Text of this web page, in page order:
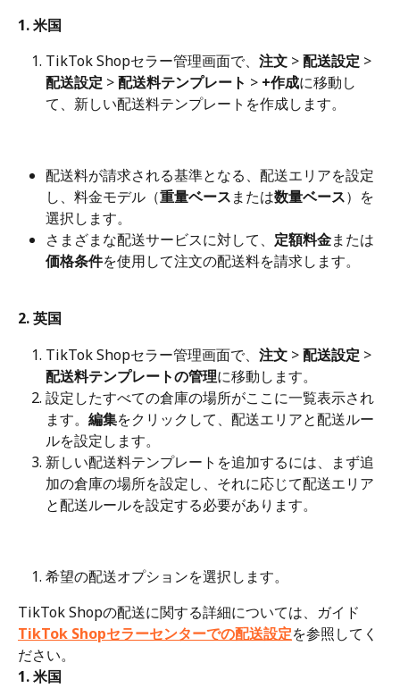
1. 米国
TikTok Shopセラー管理画面で、 注文 > 配送設定 >
配送設定 > 配送料テンプレート > +作成に移動し
て、新しい配送料テンプレートを作成します。
配送料が請求される基準となる、配送エリアを設定
し、料金モデル（重量ベースまたは数量ベース）を
選択します。
さまざまな配送サービスに対して、 定額料金または
価格条件を使用して注文の配送料を請求します。
2. 英国
TikTok Shopセラー管理画面で、 注文 > 配送設定 >
配送料テンプレートの管理に移動します。
設定したすべての倉庫の場所がここに一覧表示され
ます。 編集をクリックして、配送エリアと配送ルー
ルを設定します。
新しい配送料テンプレートを追加するには、まず追
加の倉庫の場所を設定し、それに応じて配送エリア
と配送ルールを設定する必要があります。
希望の配送オプションを選択します。
TikTok Shopの配送に関する詳細については、ガイド
TikTok Shopセラーセンターでの配送設定を参照してく
ださい。
1. 米国